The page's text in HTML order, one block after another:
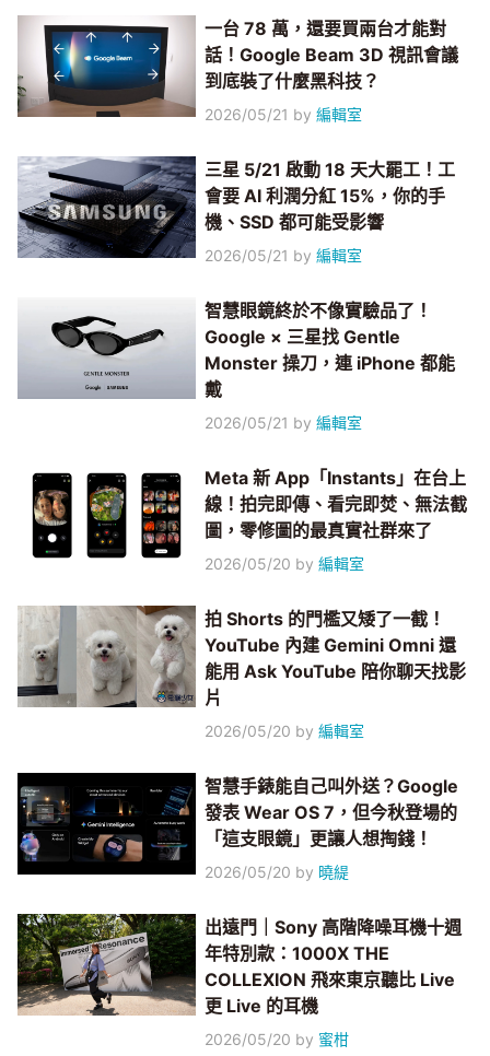
一台 78 萬，還要買兩台才能對
話！Google Beam 3D 視訊會議
到底裝了什麼黑科技？
2026/05/21 by編輯室
三星 5/21 啟動 18 天大罷工！工
會要 AI 利潤分紅 15%，你的手
機、SSD 都可能受影響
2026/05/21 by編輯室
智慧眼鏡終於不像實驗品了！
Google × 三星找 Gentle
Monster 操刀，連 iPhone 都能
戴
2026/05/21 by編輯室
Meta 新 App「Instants」在台上
線！拍完即傳、看完即焚、無法截
圖，零修圖的最真實社群來了
2026/05/20 by編輯室
拍 Shorts 的門檻又矮了一截！
YouTube 內建 Gemini Omni 還
能用 Ask YouTube 陪你聊天找影
片
2026/05/20 by編輯室
智慧手錶能自己叫外送？Google
發表 Wear OS 7，但今秋登場的
「這支眼鏡」更讓人想掏錢！
2026/05/20 by 曉緹
出遠門｜Sony 高階降噪耳機十週
年特別款：1000X THE
COLLEXION 飛來東京聽比 Live
更 Live 的耳機
2026/05/20 by 蜜柑